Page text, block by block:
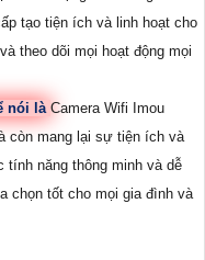
tạo tiện ích và linh hoạt cho
theo dõi mọi hoạt động mọi
nói là Camera Wifi Imou
còn mang lại sự tiện ích và
tính năng thông minh và dễ
chọn tốt cho mọi gia đình và